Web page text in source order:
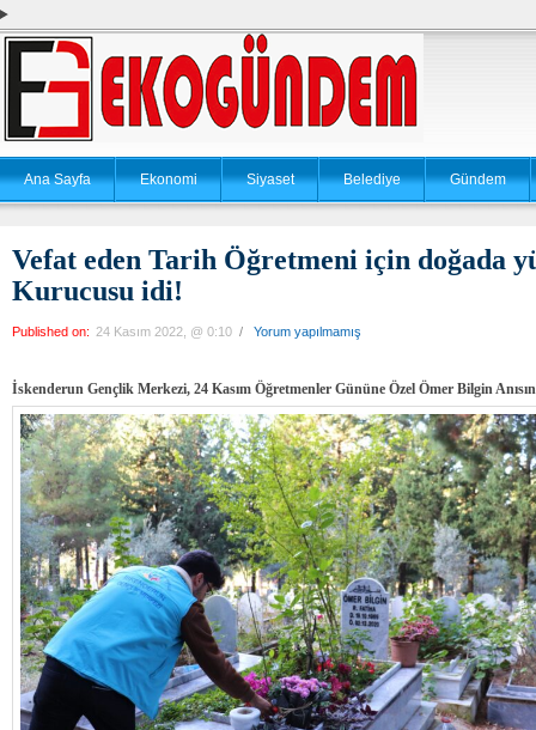
Ana Sayfa Ekonomi Siyaset Belediye Gündem
Vefat eden Tarih Öğretmeni için doğada
Kurucusu idi!
Published on: 24 Kasım 2022, @ 0:10 / Yorum yapılmamış
İskenderun Gençlik Merkezi, 24 Kasım Öğretmenler Gününe Özel Ömer Bilgin